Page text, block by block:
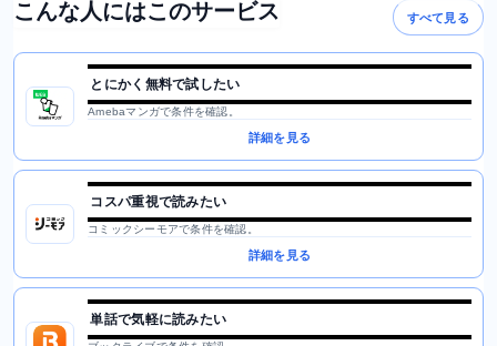
こんな人にはこのサービス すべて見る
とにかく無料で試したい
Amebaマンガで条件を確認。
詳細を見る
コスパ重視で読みたい
コミックシーモアで条件を確認。
詳細を見る
単話で気軽に読みたい